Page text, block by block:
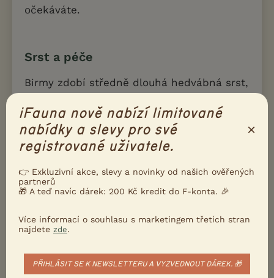
očekáváte.
Srst a péče
Birmy zdobí středně dlouhá hedvábná srst,
období línání postačí vyčesání přibližně
jednou týdně, chovatelé bytových koček
ocení i nízkou přilnavost vypadaných
chlupů k nábytku a textiliím.
Typické zbarvení tvoří světlý základ s
hlavě, nohou a ocase. Maska musí být
těla se považují za vadu. Důležitým a
iFauna nově nabízí limitované
nabídky a slevy pro své
registrované uživatele.
×
👉 Exkluzivní akce, slevy a novinky od našich ověřených
partnerů
🎁 A teď navíc dárek: 200 Kč kredit do F-konta. 🎉
Více informací o souhlasu s marketingem třetích stran
najdete zde.
PŘIHLÁSIT SE K NEWSLETTERU A VYZVEDNOUT DÁREK. 🎁